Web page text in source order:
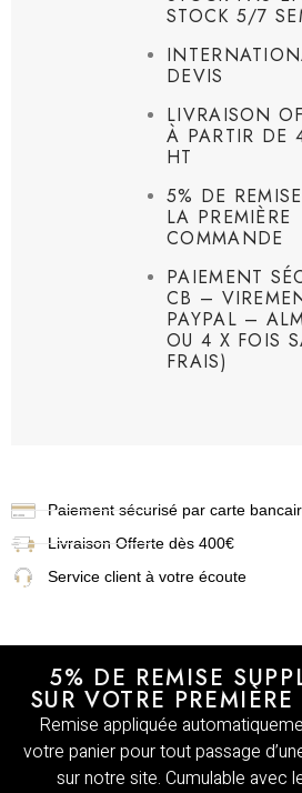
STOCK 5/7
DEVIS
LIVRAISON
À PARTIR DE
HT
5% DE
LA PREMIÈRE
COMMANDE
PAIEMENT
CB –
PAYPAL –
OU 4 X FOIS
FRAIS)
Paiement sécurisé par carte
Livraison Offerte dès 400€
Service client à votre écoute
5% DE REMISE
SUR VOTRE
Remise appliquée
votre panier pour tout passage
sur notre site. Cumulable avec